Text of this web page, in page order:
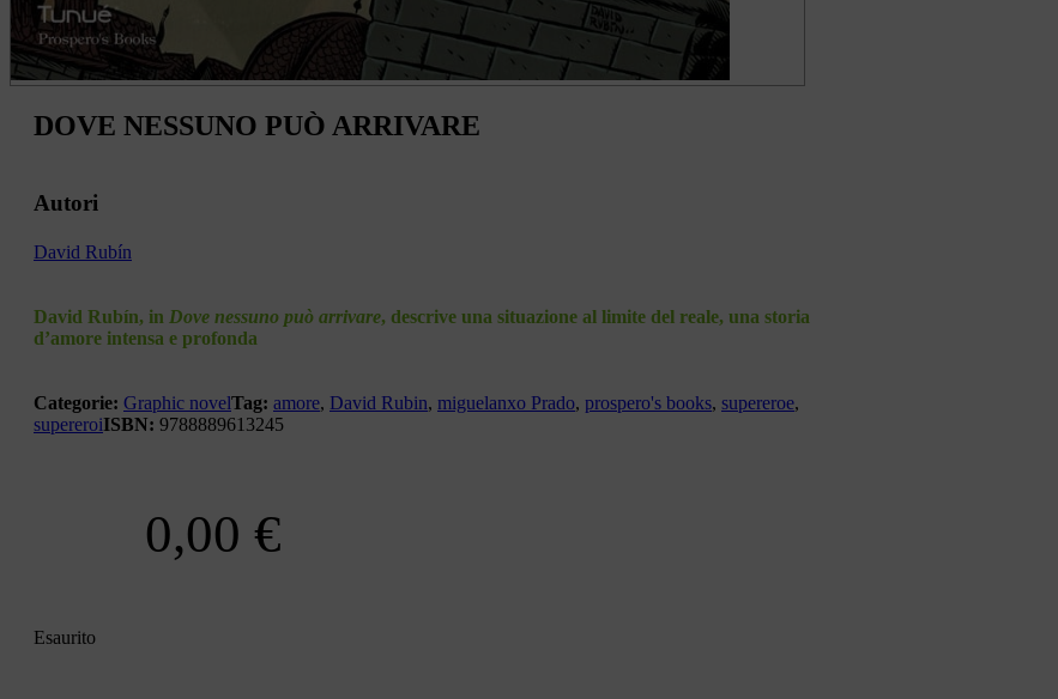
DOVE NESSUNO PUÒ ARRIVARE
Autori
David Rubín
David Rubín, in Dove nessuno può arrivare, descrive una situazione al limite del reale, una storia
d’amore intensa e profonda
Categorie: Graphic novelTag: amore, David Rubin, miguelanxo Prado, prospero's books, supereroe,
supereroiISBN: 9788889613245
0,00 €
Esaurito